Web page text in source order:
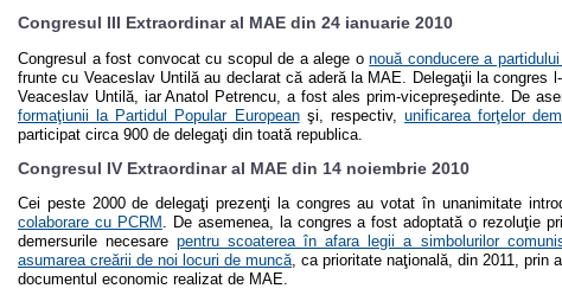
Congresul III Extraordinar al MAE din 24 ianuarie 2010
Congresul a fost convocat cu scopul de a alege onouă conducere a
frunte cu Veaceslav Untilă au declarat că aderă la MAE. Delegaţii la
Veaceslav Untilă, iar Anatol Petrencu, a fost ales prim-vicepreşedinte. De
formaţiunii la Partidul Popular Europeanşi, respectiv, unificarea forţelor
participat circa 900 de delegaţi din toată republica.
Congresul IV Extraordinar al MAE din 14 noiembrie 2010
Cei peste 2000 de delegaţi prezenţi la congres au votat în unanimitate
colaborare cu PCRM . De asemenea, la congres a fost adoptată o rezoluţie
demersurile necesarepentru scoaterea în afara legii a simbolurilor
asumarea creării de noi locuri de muncă, ca prioritate naţională, din 2011, prin
documentul economic realizat de MAE.